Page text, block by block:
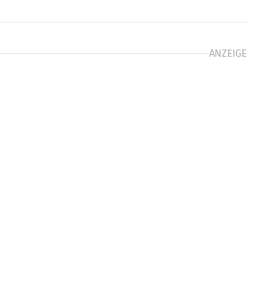
ANZEIGE